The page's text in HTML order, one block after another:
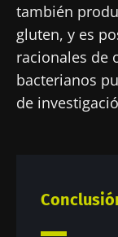
también
gluten, y es
racionales de
bacterianos
de